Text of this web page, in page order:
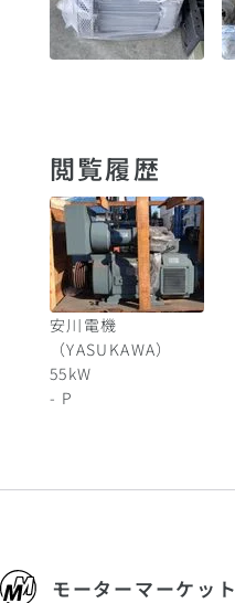
閲覧履歴
安川電機
（YASUKAWA）
55kW
- P
モーターマーケット